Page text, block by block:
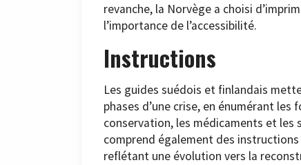
revanche, la Norvège a choisi
l’importance de l’accessibilité.
Instructions
Les guides suédois et finlandais
phases d’une crise, en énumérant
conservation, les médicaments et les
comprend également des
reflétant une évolution vers la